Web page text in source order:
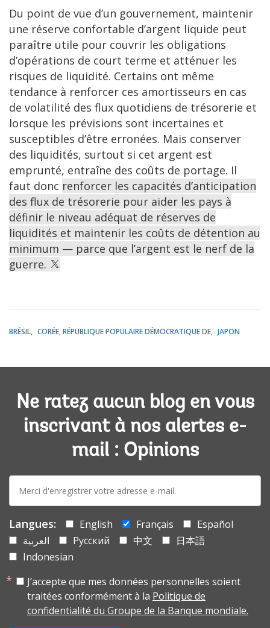
Du point de vue d’un gouvernement, maintenir
une réserve confortable d’argent liquide peut
paraître utile pour couvrir les obligations
d’opérations de court terme et atténuer les
risques de liquidité. Certains ont même
tendance à renforcer ces amortisseurs en cas
de volatilité des flux quotidiens de trésorerie et
lorsque les prévisions sont incertaines et
susceptibles d’être erronées. Mais conserver
des liquidités, surtout si cet argent est
emprunté, entraîne des coûts de portage. Il
faut donc renforcer les capacités d’anticipation
des flux de trésorerie pour aider les pays à
définir le niveau adéquat de réserves de
liquidités et maintenir les coûts de détention au
minimum — parce que l’argent est le nerf de la
guerre.
BRÉSIL CORÉE, RÉPUBLIQUE POPULAIRE DÉMOCRATIQUE DE JAPON
Ne ratez aucun blog en vous
inscrivant à nos alertes e-
mail : Opinions
mail:
Langues: English Français
Español
العربية
Русский 中文
日本語
Indonesian
J’accepte que mes données personnelles soient
traitées conformément à la Politique de
confidentialité du Groupe de la Banque mondiale.